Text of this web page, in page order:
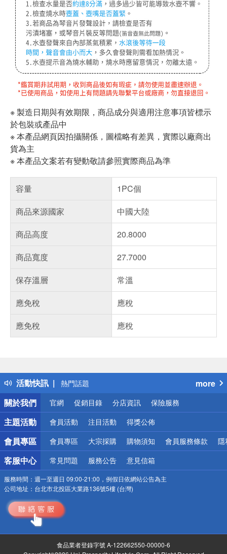
※ 製造日期與有效期限，商品成分與適用注意事項皆標示
於包裝或產品中
※ 本產品網頁因拍攝關係，圖檔略有差異，實際以廠商出
貨為主
※ 本產品文案若有變動敬請參照實際商品為準
容量
1PC個
商品來源國家
中國大陸
商品高度
20.8000
商品寬度
27.7000
保存溫層
常溫
應免稅
應稅
應免稅
應稅
活動快訊
得獎公告
熱門話題
銀行優惠
偏遠地區配送
詐騙網頁！請小心！
more
關於我們
官網 促銷目錄 分店資訊 保險服務
主題活動 會員活動 注目活動 得獎公佈
會員專區 會員專區 大宗採購 購物須知 會員服務條款 隱
客服中心 常見問題 服務公告 意見信箱
服務時間： 週一至週日 09:00-21:00，例假日依網站公告為主
公司地址： 台北市北投區大業路136號5樓 (台灣)
食品業者登錄字號 A-122662550-00000-6